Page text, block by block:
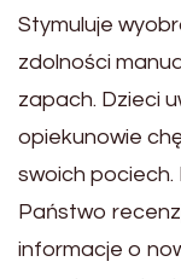
Stymuluje
zdolności
zapach. Dzieci
opiekunowie
swoich pociech.
Państwo
informacje o